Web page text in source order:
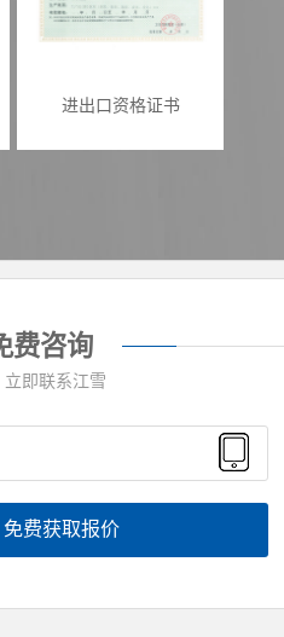
进出口资格证书
费咨询
即联系江雪
费获取报价